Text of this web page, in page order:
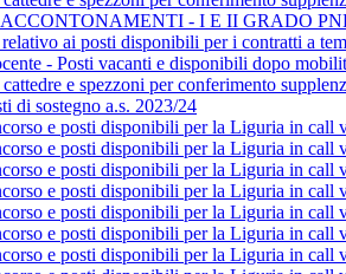
- I E II GRADO
ai posti disponibili per i contratti a
- Posti vacanti e disponibili dopo
e spezzoni per conferimento
di sostegno a.s. 2023/24
e posti disponibili per la Liguria in call
e posti disponibili per la Liguria in call
e posti disponibili per la Liguria in call
e posti disponibili per la Liguria in call
e posti disponibili per la Liguria in call
e posti disponibili per la Liguria in call
e posti disponibili per la Liguria in call